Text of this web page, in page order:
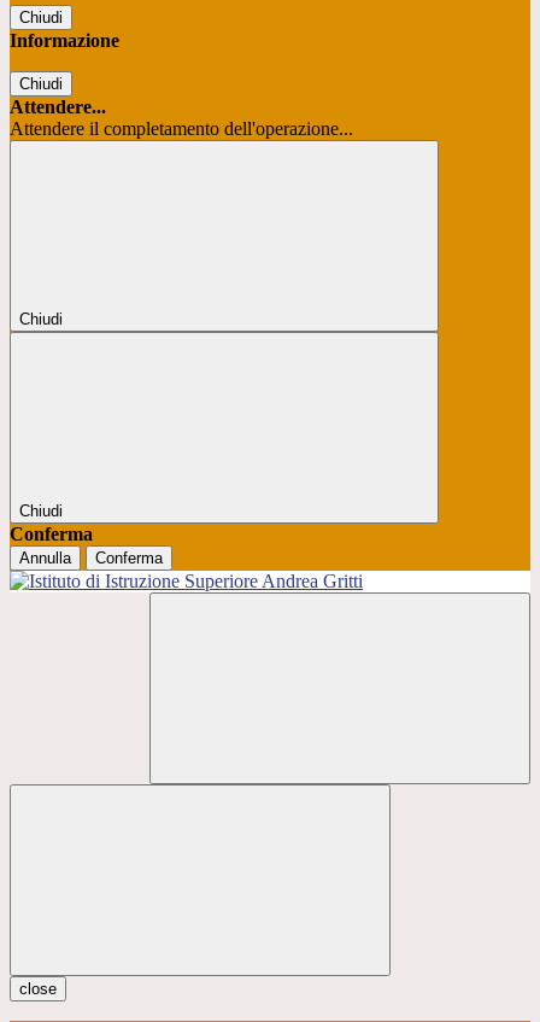
Chiudi
Informazione
Chiudi
Attendere...
Attendere il completamento dell'operazione...
Chiudi
Chiudi
Conferma
Annulla Conferma
close